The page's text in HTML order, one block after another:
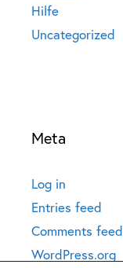
Hilfe
Uncategorized
Meta
Log in
Entries feed
Comments feed
WordPress.org